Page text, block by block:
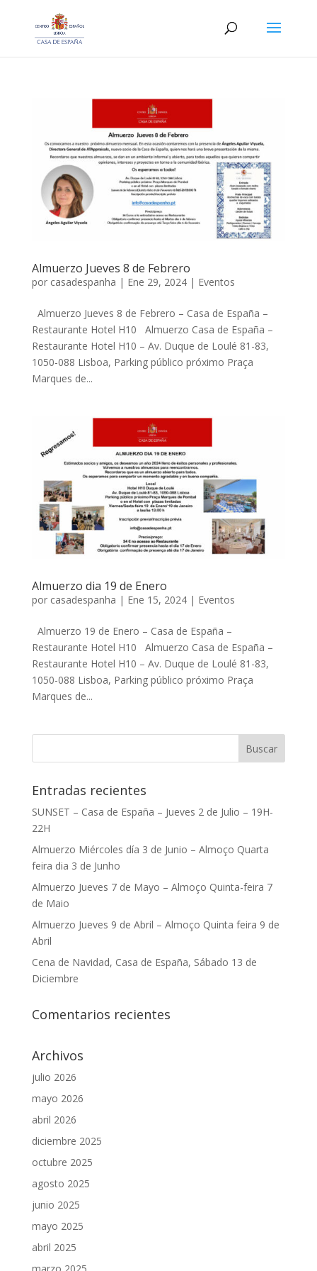
Almuerzo Jueves 8 de Febrero
por casadespanha | Ene 29, 2024| Eventos
Almuerzo Jueves 8 de Febrero – Casa de España –
Restaurante Hotel H10 Almuerzo Casa de España –
Restaurante Hotel H10 – Av. Duque de Loulé 81-83,
1050-088 Lisboa, Parking público próximo Praça
Marques de...
Almuerzo dia 19 de Enero
por casadespanha | Ene 15, 2024| Eventos
Almuerzo 19 de Enero – Casa de España –
Restaurante Hotel H10 Almuerzo Casa de España –
Restaurante Hotel H10 – Av. Duque de Loulé 81-83,
1050-088 Lisboa, Parking público próximo Praça
Marques de...
Entradas recientes
SUNSET – Casa de España – Jueves 2 de Julio – 19H-
22H
Almuerzo Miércoles día 3 de Junio – Almoço Quarta
feira dia 3 de Junho
Almuerzo Jueves 7 de Mayo – Almoço Quinta-feira 7
de Maio
Almuerzo Jueves 9 de Abril – Almoço Quinta feira 9 de
Abril
Cena de Navidad, Casa de España, Sábado 13 de
Diciembre
Comentarios recientes
Archivos
julio 2026
mayo 2026
abril 2026
diciembre 2025
octubre 2025
agosto 2025
junio 2025
mayo 2025
abril 2025